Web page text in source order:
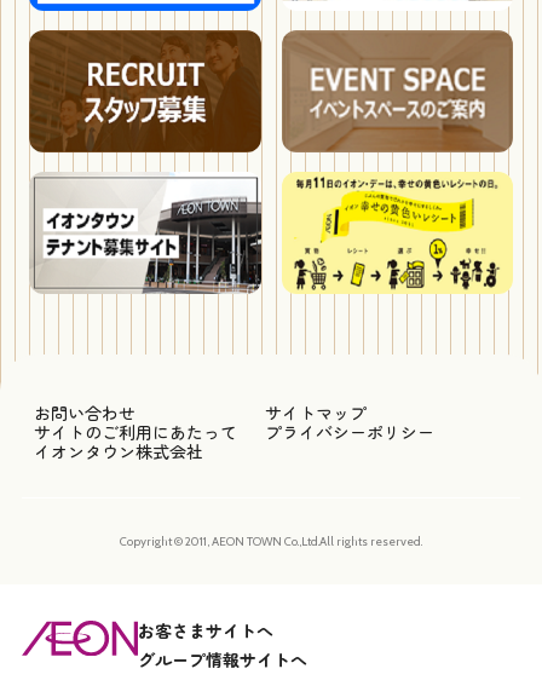
お問い合わせ
サイトマップ
サイトのご利用にあたって
プライバシーポリシー
イオンタウン株式会社
Copyright © 2011, AEON TOWN Co.,Ltd.All rights reserved.
お客さまサイトへ
グループ情報サイトへ